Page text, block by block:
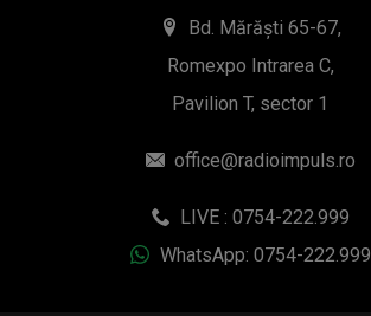
Bd. Mărăști 65-67,
Romexpo Intrarea C,
Pavilion T, sector 1
office@radioimpuls.ro
LIVE : 0754-222.999
WhatsApp: 0754-222.999